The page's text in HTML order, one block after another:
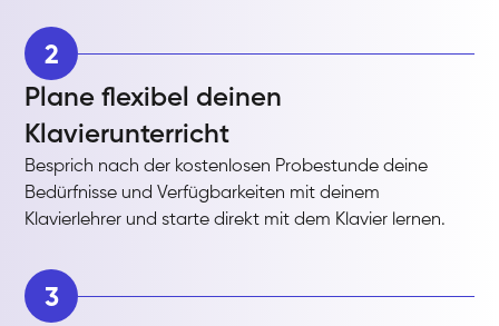
2
Plane flexibel deinen
Klavierunterricht
Besprich nach der kostenlosen Probestunde deine
Bedürfnisse und Verfügbarkeiten mit deinem
Klavierlehrer und starte direkt mit dem Klavier lernen.
3